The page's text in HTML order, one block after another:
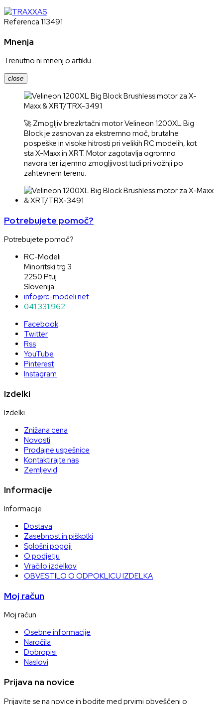
Referenca 113491
Mnenja
Trenutno ni mnenj o artiklu.
close
🚀 Zmogljiv brezkrtačni motor Velineon 1200XL Big
Block je zasnovan za ekstremno moč, brutalne
pospeške in visoke hitrosti pri velikih RC modelih, kot
sta X-Maxx in XRT. Motor zagotavlja ogromno
navora ter izjemno zmogljivost tudi pri vožnji po
zahtevnem terenu.
Potrebujete pomoč?
Potrebujete pomoč?
RC-Modeli
Minoritski trg 3
2250 Ptuj
Slovenija
info@rc-modeli.net
041 331 962
Facebook
Twitter
Rss
YouTube
Pinterest
Instagram
Izdelki
Izdelki
Znižana cena
Novosti
Prodajne uspešnice
Kontaktirajte nas
Zemljevid
Informacije
Informacije
Dostava
Zasebnost in piškotki
Splošni pogoji
O podjetju
Vračilo izdelkov
OBVESTILO O ODPOKLICU IZDELKA
Moj račun
Moj račun
Osebne informacije
Naročila
Dobropisi
Naslovi
Prijava na novice
Prijavite se na novice in bodite med prvimi obveščeni o